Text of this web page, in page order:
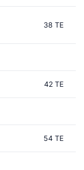
38 TE
42 TE
54 TE